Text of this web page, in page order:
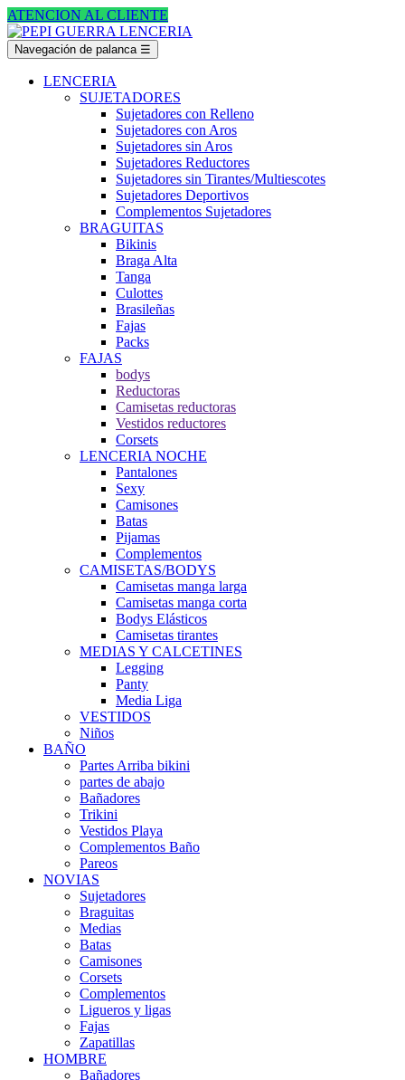
ATENCION AL CLIENTE
Navegación de palanca ☰
LENCERIA
SUJETADORES
Sujetadores con Relleno
Sujetadores con Aros
Sujetadores sin Aros
Sujetadores Reductores
Sujetadores sin Tirantes/Multiescotes
Sujetadores Deportivos
Complementos Sujetadores
BRAGUITAS
Bikinis
Braga Alta
Tanga
Culottes
Brasileñas
Fajas
Packs
FAJAS
bodys
Reductoras
Camisetas reductoras
Vestidos reductores
Corsets
LENCERIA NOCHE
Pantalones
Sexy
Camisones
Batas
Pijamas
Complementos
CAMISETAS/BODYS
Camisetas manga larga
Camisetas manga corta
Bodys Elásticos
Camisetas tirantes
MEDIAS Y CALCETINES
Legging
Panty
Media Liga
VESTIDOS
Niños
BAÑO
Partes Arriba bikini
partes de abajo
Bañadores
Trikini
Vestidos Playa
Complementos Baño
Pareos
NOVIAS
Sujetadores
Braguitas
Medias
Batas
Camisones
Corsets
Complementos
Ligueros y ligas
Fajas
Zapatillas
HOMBRE
Bañadores